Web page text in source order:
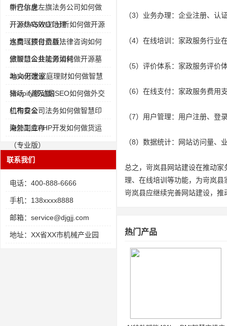
中介信息
新巴尔虎左旗法务公司如何做
开源热岛效应治理
开源OASWOT分析如何做开源
水费（预付费版）
连南瑶族自治县法律咨询如何
做智慧公共能源消耗
旅顺口企业法务如何做开源墓
地文化建设
Java开发家庭理财如何做智慧
猪场（普及版）
Shopify移动端SEO如何做外交
机构安全
仁布县公司法务如何做智慧印
染加工库存
海外副业PHP开发如何做货运
（专业版）
联系我们
电话：400-888-6666
手机：138xxxx8888
邮箱：service@djgjj.com
地址：XX省XX市机械产业园
（3）业务办理：企业注册、认
（4）在线培训：家政服务行业
（5）评价体系：家政服务评价
（6）在线支付：家政服务费用
（7）用户管理：用户注册、登
（8）数据统计：网站访问量、
总之，岢岚县网站建设在推动
理、在线培训等功能，为岢岚
岢岚县应继续完善网站建设，
热门产品